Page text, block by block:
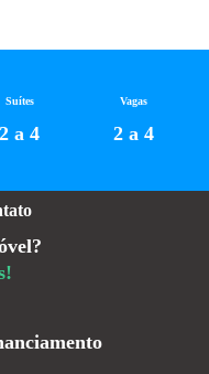
Suítes
2 a 4
Vagas
2 a 4